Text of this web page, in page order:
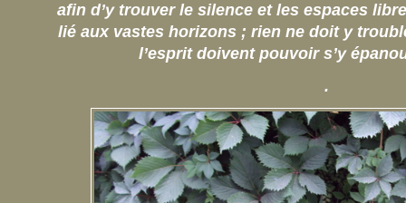
afin d’y trouver le silence et les espaces
lié aux vastes horizons ; rien ne doit y
l’esprit doivent pouvoir s’y
.